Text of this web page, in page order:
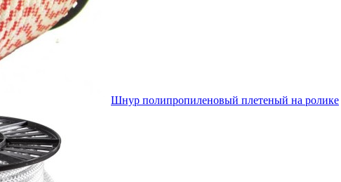
Шнур полипропиленовый плетеный на ролике